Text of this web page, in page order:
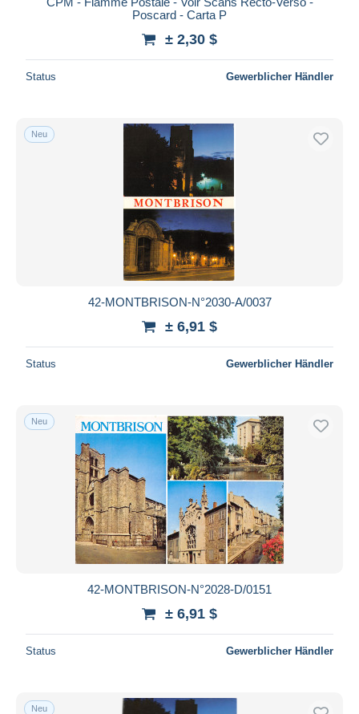
Poscard - Carta P
± 2,30 $
Status Gewerblicher Händler
Neu
42-MONTBRISON-N°2030-A/0037
± 6,91 $
Status Gewerblicher Händler
Neu
42-MONTBRISON-N°2028-D/0151
± 6,91 $
Status Gewerblicher Händler
Neu